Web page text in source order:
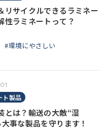
リサイクルできるラミネー
性ラミネートって？
#環境にやさしい
ト製品
とは？輸送の大敵“湿
事な製品を守ります！